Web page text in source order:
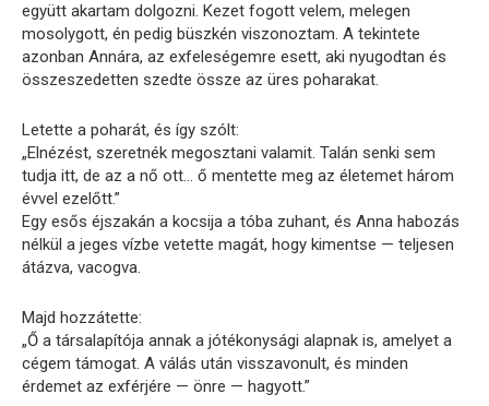
együtt akartam dolgozni. Kezet fogott velem, melegen
mosolygott, én pedig büszkén viszonoztam. A tekintete
azonban Annára, az exfeleségemre esett, aki nyugodtan és
összeszedetten szedte össze az üres poharakat.
Letette a poharát, és így szólt:
„Elnézést, szeretnék megosztani valamit. Talán senki sem
tudja itt, de az a nő ott… ő mentette meg az életemet három
évvel ezelőtt.”
Egy esős éjszakán a kocsija a tóba zuhant, és Anna habozás
nélkül a jeges vízbe vetette magát, hogy kimentse — teljesen
átázva, vacogva.
Majd hozzátette:
„Ő a társalapítója annak a jótékonysági alapnak is, amelyet a
cégem támogat. A válás után visszavonult, és minden
érdemet az exférjére — önre — hagyott.”